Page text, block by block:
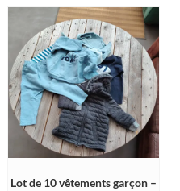
Lot de 10 vêtements garçon –